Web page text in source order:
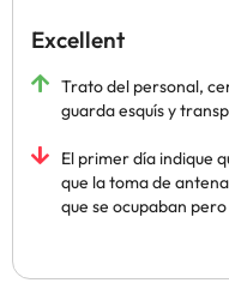
Excellent
Trato del personal,
guarda esquís y
El primer día indique
que la toma de
que se ocupaban